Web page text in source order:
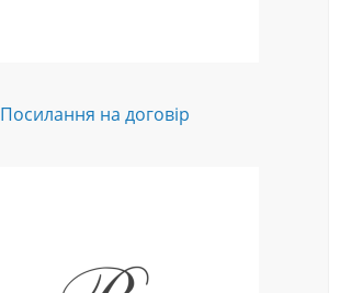
Посилання на договір